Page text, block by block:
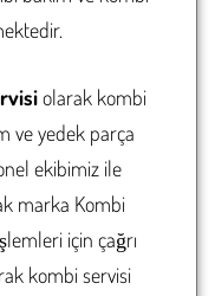
GÜNGÖREN KOMBI
KADIKÖY KOMBI SERVISI
KAĞITHANE KOMBI
KARTAL KOMBI SERVISI
KÜÇÜKÇEKMECE KOMBI
MALTEPE KOMBI SERVISI
GÜNGÖREN KLIMA
KADIKÖY KLIMA SERVISI
KAĞITHANE KLIMA
KARTAL KLIMA SERVISI
KÜÇÜKÇEKMECE KLIMA
MALTEPE KLIMA SERVISI
olarak kombi
ve yedek parça
ekibimiz ile
marka Kombi
için çağrı
kombi servisi